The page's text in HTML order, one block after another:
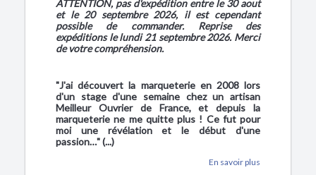
ATTENTION, pas d'expédition entre le 30 aout
et le 20 septembre 2026, il est cependant
possible de commander. Reprise des
expéditions le lundi 21 septembre 2026. Merci
de votre compréhension.
"J'ai découvert la marqueterie en 2008 lors
d'un stage d'une semaine chez un artisan
Meilleur Ouvrier de France, et depuis la
marqueterie ne me quitte plus ! Ce fut pour
moi une révélation et le début d'une
passion…" (...)
En savoir plus